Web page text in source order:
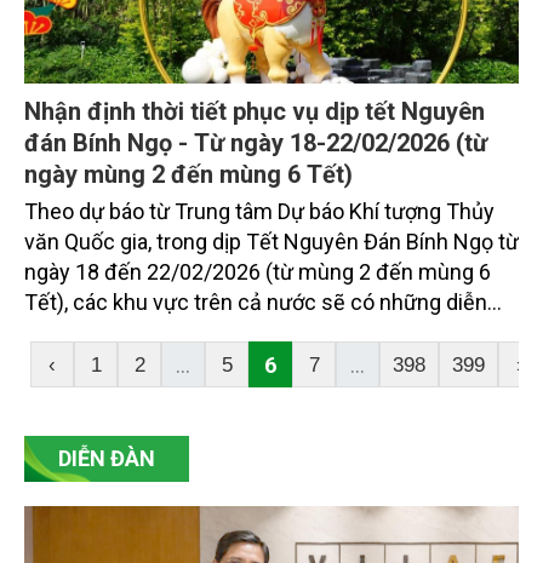
Nhận định thời tiết phục vụ dịp tết Nguyên
đán Bính Ngọ - Từ ngày 18-22/02/2026 (từ
ngày mùng 2 đến mùng 6 Tết)
Theo dự báo từ Trung tâm Dự báo Khí tượng Thủy
văn Quốc gia, trong dịp Tết Nguyên Đán Bính Ngọ từ
ngày 18 đến 22/02/2026 (từ mùng 2 đến mùng 6
Tết), các khu vực trên cả nước sẽ có những diễn
động đón Tết.
‹ 1 2 ... 5 6 7 ... 398 399 ›
DIỄN ĐÀN